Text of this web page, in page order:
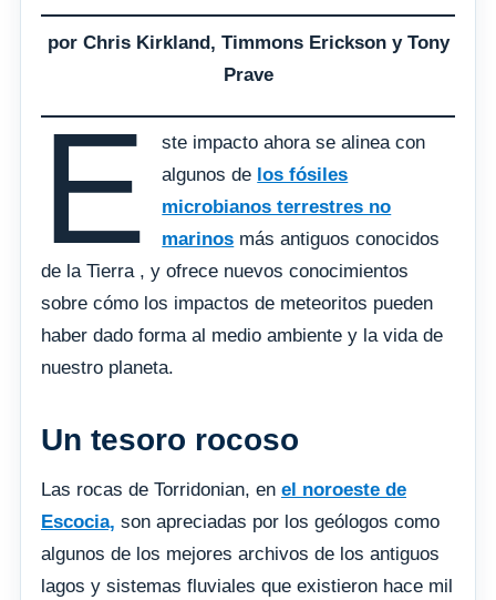
por Chris Kirkland, Timmons Erickson y Tony
Prave
E
ste impacto ahora se alinea con
algunos de los fósiles
microbianos terrestres no
marinos más antiguos conocidos
de la Tierra , y ofrece nuevos conocimientos
sobre cómo los impactos de meteoritos pueden
haber dado forma al medio ambiente y la vida de
nuestro planeta.
Un tesoro rocoso
Las rocas de Torridonian, en el noroeste de
Escocia, son apreciadas por los geólogos como
algunos de los mejores archivos de los antiguos
lagos y sistemas fluviales que existieron hace mil